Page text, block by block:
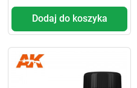
Dodaj do koszyka